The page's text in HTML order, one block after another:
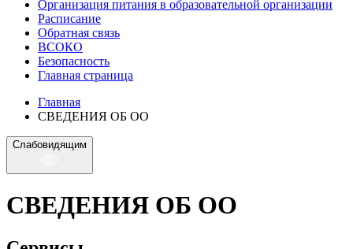
Организация питания в образовательной организации
Расписание
Обратная связь
ВСОКО
Безопасность
Главная страница
Главная
СВЕДЕНИЯ ОБ ОО
Слабовидящим
СВЕДЕНИЯ ОБ ОО